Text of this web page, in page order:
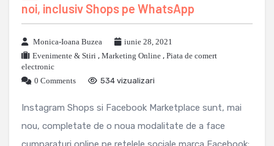
noi, inclusiv Shops pe WhatsApp
Monica-Ioana Buzea
iunie 28, 2021
Evenimente & Stiri , Marketing Online , Piata de comert
electronic
0 Comments
534 vizualizari
Instagram Shops si Facebook Marketplace sunt, mai
nou, completate de o noua modalitate de a face